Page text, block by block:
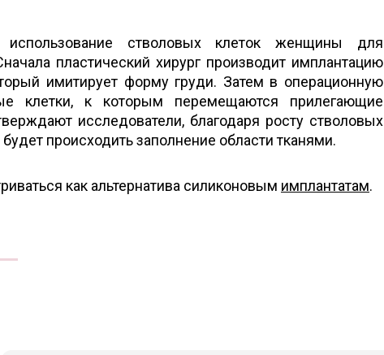
использование стволовых клеток женщины для
пластический хирург производит имплантацию
имитирует форму груди. Затем в операционную
клетки, к которым перемещаются прилегающие
исследователи, благодаря росту стволовых
происходить заполнение области тканями.
как альтернатива силиконовым имплантатам.